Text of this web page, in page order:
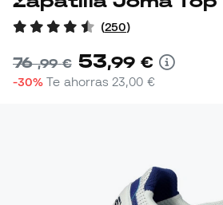
(250)
76,99 € 53,99 €
-30% Te ahorras 23,00 €